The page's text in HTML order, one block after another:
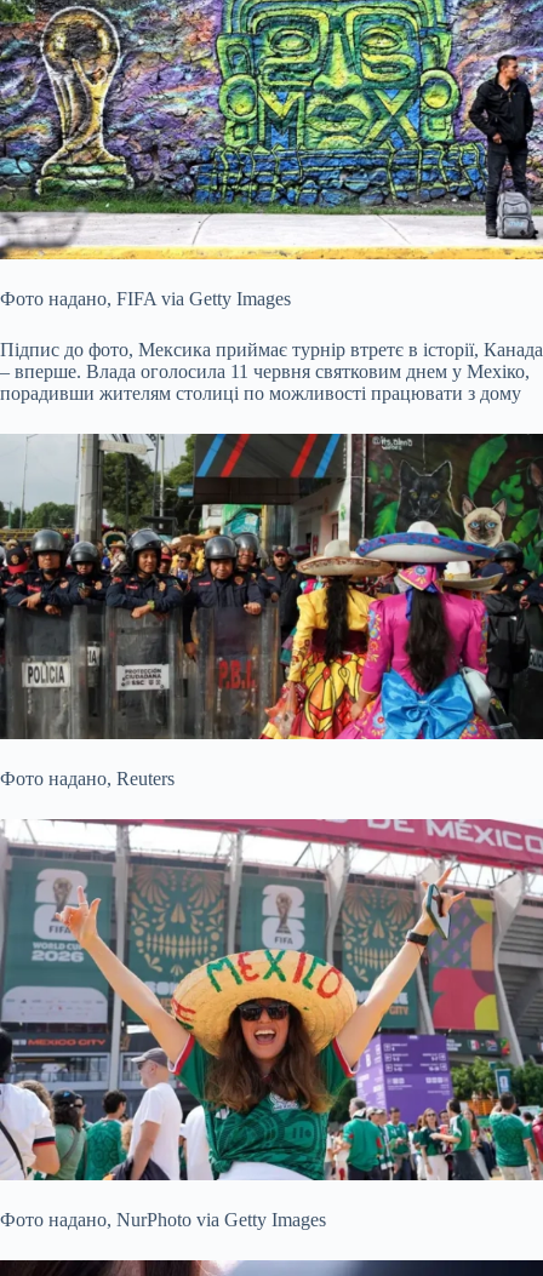
Фото надано, FIFA via Getty Images
Підпис до фото, Мексика приймає турнір втретє в історії, Канада
– вперше. Влада оголосила 11 червня святковим днем ​​у Мехіко,
порадивши жителям столиці по можливості працювати з дому
Фото надано, Reuters
Фото надано, NurPhoto via Getty Images